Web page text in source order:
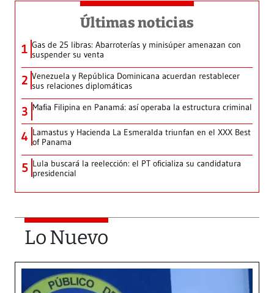
Últimas noticias
1 Gas de 25 libras: Abarroterías y minisúper amenazan con
suspender su venta
2 Venezuela y República Dominicana acuerdan restablecer
sus relaciones diplomáticas
3 Mafia Filipina en Panamá: así operaba la estructura criminal
4 Lamastus y Hacienda La Esmeralda triunfan en el XXX Best
of Panama
5 Lula buscará la reelección: el PT oficializa su candidatura
presidencial
Lo Nuevo